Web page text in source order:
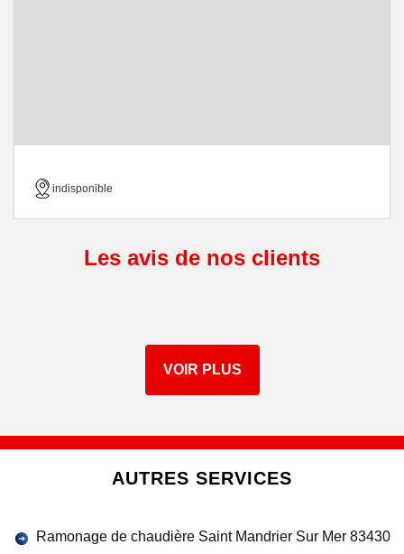
indisponible
Les avis de nos clients
VOIR PLUS
AUTRES SERVICES
Ramonage de chaudière Saint Mandrier Sur Mer 83430